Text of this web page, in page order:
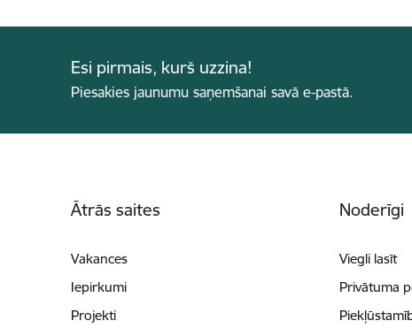
Esi pirmais, kurš uzzina!
Piesakies jaunumu saņemšanai savā e-pastā.
Ātrās saites
Vakances
Iepirkumi
Projekti
Noderīgi
Viegli lasīt
Privātuma